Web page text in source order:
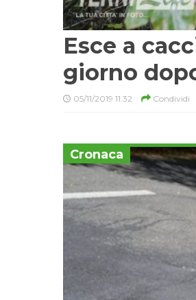
Esce a
giorno
05/11/2019 11:32 Condividi
Cronaca